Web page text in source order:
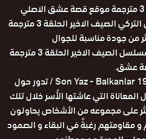
مسلسل الصيف الاخير الحلقة 3 مترجمة موقع قصة عشق الاصلي
مشاهدة وتحميل حصريا المسلسل التركي الصيف الاخير الحلقة 3 مترجمة
من جودة مناسبة للجوال
1080P+720P+480P+360P مسلسل الصيف الاخير الحلقة 3 مترجمة
عشق.
قصة مسلسل الصيف الأخير Son Yaz - Balkanlar 1912 / تدور حول
1912 وتدور حول المعاناة التي عاشتها الأُسر خلال تلك
على مجموعه من الأشخاص يحاولون
مقاومتهم رغبةً في البقاء و الصمود